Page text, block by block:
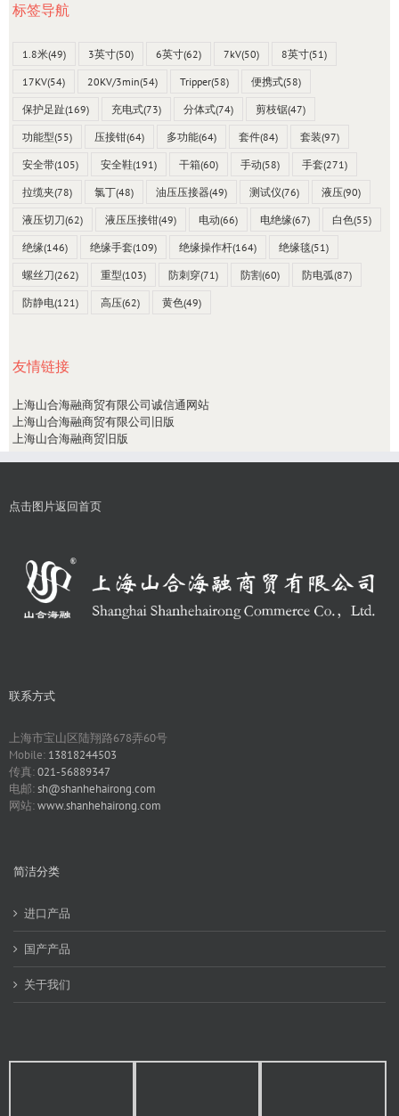
标签导航
1.8米(49) 3英寸(50) 6英寸(62) 7kV(50) 8英寸(51)
17KV(54) 20KV/3min(54) Tripper(58) 便携式(58)
保护足趾(169) 充电式(73) 分体式(74) 剪枝锯(47)
功能型(55) 压接钳(64) 多功能(64) 套件(84) 套装(97)
安全带(105) 安全鞋(191) 干箱(60) 手动(58) 手套(271)
拉缆夹(78) 氯丁(48) 油压压接器(49) 测试仪(76) 液压(90)
液压切刀(62) 液压压接钳(49) 电动(66) 电绝缘(67) 白色(55)
绝缘(146) 绝缘手套(109) 绝缘操作杆(164) 绝缘毯(51)
螺丝刀(262) 重型(103) 防刺穿(71) 防割(60) 防电弧(87)
防静电(121) 高压(62) 黄色(49)
友情链接
上海山合海融商贸有限公司诚信通网站
上海山合海融商贸有限公司旧版
上海山合海融商贸旧版
点击图片返回首页
联系方式
上海市宝山区陆翔路678弄60号
Mobile: 13818244503
传真:021-56889347
电邮:sh@shanhehairong.com
网站:www.shanhehairong.com
简洁分类
进口产品
国产产品
关于我们